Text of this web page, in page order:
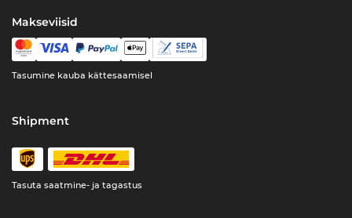
Makseviisid
Tasumine kauba kättesaamisel
Shipment
Tasuta saatmine- ja tagastus